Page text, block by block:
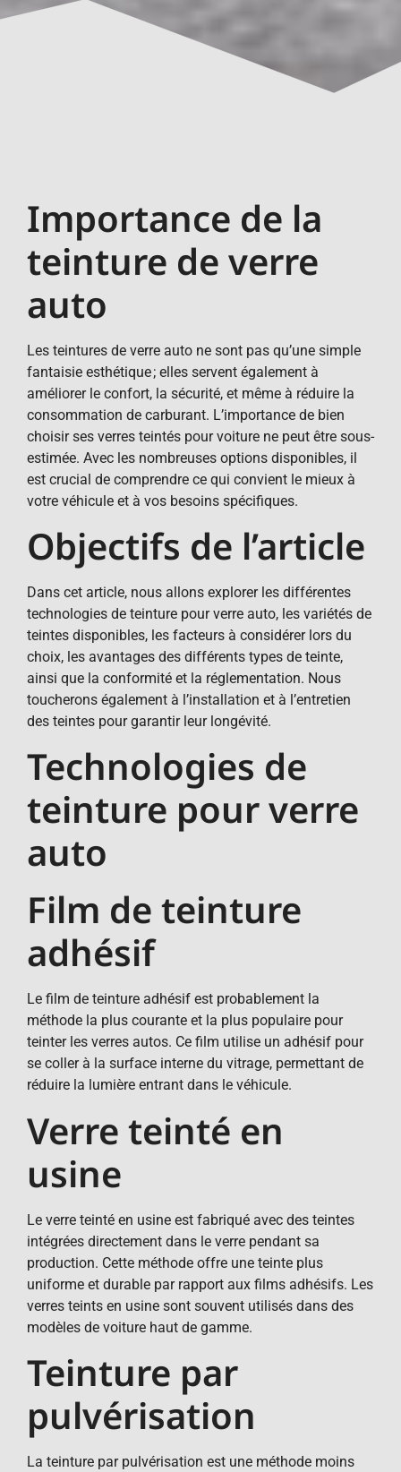
Importance de la
teinture de verre
auto
Les teintures de verre auto ne sont pas qu’une simple
fantaisie esthétique ; elles servent également à
améliorer le confort, la sécurité, et même à réduire la
consommation de carburant. L’importance de bien
choisir ses verres teintés pour voiture ne peut être sous-
estimée. Avec les nombreuses options disponibles, il
est crucial de comprendre ce qui convient le mieux à
votre véhicule et à vos besoins spécifiques.
Objectifs de l’article
Dans cet article, nous allons explorer les différentes
technologies de teinture pour verre auto, les variétés de
teintes disponibles, les facteurs à considérer lors du
choix, les avantages des différents types de teinte,
ainsi que la conformité et la réglementation. Nous
toucherons également à l’installation et à l’entretien
des teintes pour garantir leur longévité.
Technologies de
teinture pour verre
auto
Film de teinture
adhésif
Le film de teinture adhésif est probablement la
méthode la plus courante et la plus populaire pour
teinter les verres autos. Ce film utilise un adhésif pour
se coller à la surface interne du vitrage, permettant de
réduire la lumière entrant dans le véhicule.
Verre teinté en
usine
Le verre teinté en usine est fabriqué avec des teintes
intégrées directement dans le verre pendant sa
production. Cette méthode offre une teinte plus
uniforme et durable par rapport aux films adhésifs. Les
verres teints en usine sont souvent utilisés dans des
modèles de voiture haut de gamme.
Teinture par
pulvérisation
La teinture par pulvérisation est une méthode moins